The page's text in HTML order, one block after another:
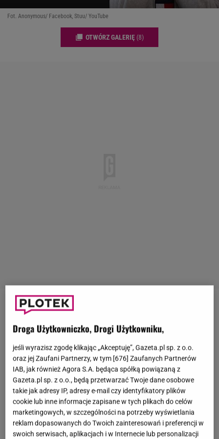
Fot. Anonymous/ Facebook, Stuu/ YouTube
OTWÓRZ GALERIĘ (8)
Afera dotycząca polskich youtuberów nie przestaje
zaskakiwać. Nie ma dnia, kiedy nie pojawiłyby się
influencerach. Sprawę przejęła już prokuratura.
Świadkowie są przesłuchiwani, a materiały
dowodowe odpowiednio zabezpieczane.Pandora
Gateprzyciągnęła również uwagę globalnej grupy
hakerówAnonymous, którzy co jakiś czas nakręcają
spiralę emocji i publikują zagadkowe wiadomości.
Droga Użytkowniczko, Drogi Użytkowniku,
jeśli wyrazisz zgodę klikając „Akceptuję”, Gazeta.pl sp. z o.o.
oraz jej Zaufani Partnerzy, w tym [676] Zaufanych Partnerów
IAB, jak również Agora S.A. będąca spółką powiązaną z
Gazeta.pl sp. z o.o., będą przetwarzać Twoje dane osobowe
takie jak adresy IP, adresy e-mail czy identyfikatory plików
cookie lub inne informacje zapisane w tych plikach do celów
marketingowych, w szczególności na potrzeby wyświetlania
reklam dopasowanych do Twoich zainteresowań i preferencji w
swoich serwisach, aplikacjach i w Internecie lub personalizacji